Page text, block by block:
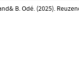
B. Odé. (2025).